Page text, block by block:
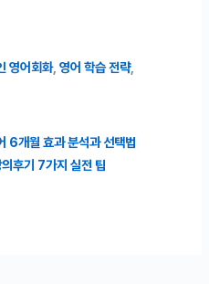
영어회화,영어 학습 전략,
6개월 효과 분석과 선택법
후기 7가지 실전 팁